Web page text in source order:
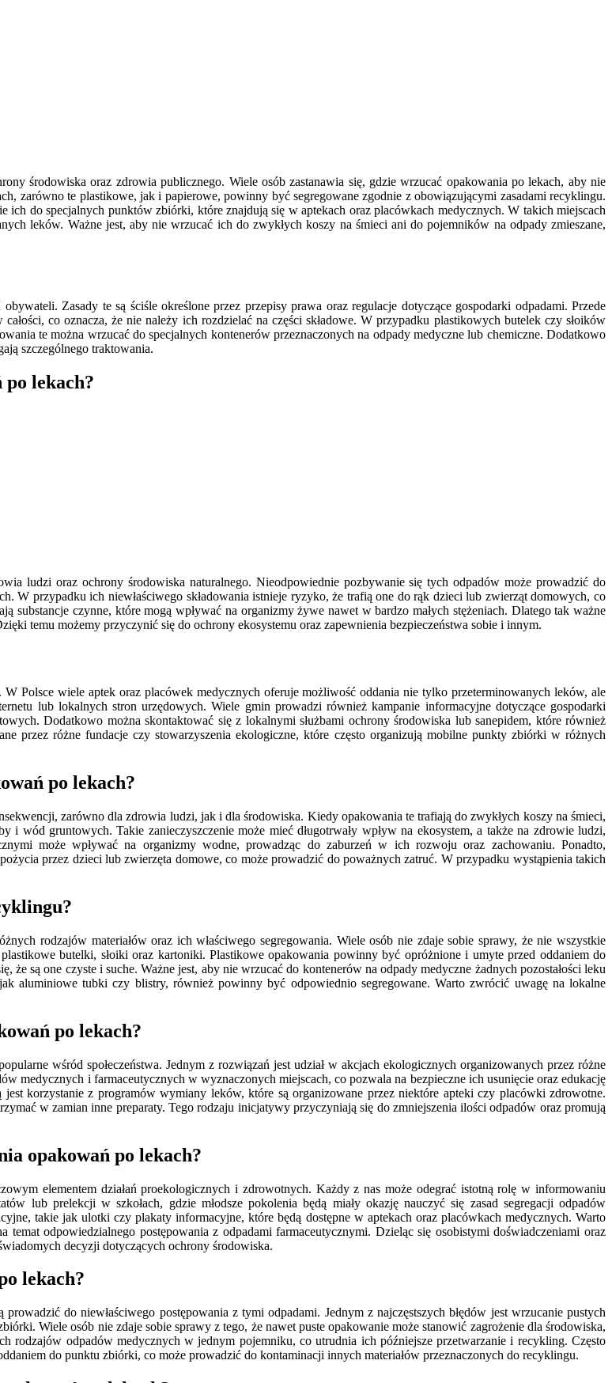
środowiska oraz zdrowia publicznego. Wiele osób zastanawia się, gdzie wrzucać opakowania po lekach, aby nie
zarówno te plastikowe, jak i papierowe, powinny być segregowane zgodnie z obowiązującymi zasadami recyklingu.
do specjalnych punktów zbiórki, które znajdują się w aptekach oraz placówkach medycznych. W takich miejscach
leków. Ważne jest, aby nie wrzucać ich do zwykłych koszy na śmieci ani do pojemników na odpady zmieszane,
Zasady te są ściśle określone przez przepisy prawa oraz regulacje dotyczące gospodarki odpadami. Przede
co oznacza, że nie należy ich rozdzielać na części składowe. W przypadku plastikowych butelek czy słoików
te można wrzucać do specjalnych kontenerów przeznaczonych na odpady medyczne lub chemiczne. Dodatkowo
szczególnego traktowania.
po lekach?
ludzi oraz ochrony środowiska naturalnego. Nieodpowiednie pozbywanie się tych odpadów może prowadzić do
W przypadku ich niewłaściwego składowania istnieje ryzyko, że trafią one do rąk dzieci lub zwierząt domowych, co
czynne, które mogą wpływać na organizmy żywe nawet w bardzo małych stężeniach. Dlatego tak ważne
temu możemy przyczynić się do ochrony ekosystemu oraz zapewnienia bezpieczeństwa sobie i innym.
Polsce wiele aptek oraz placówek medycznych oferuje możliwość oddania nie tylko przeterminowanych leków, ale
lub lokalnych stron urzędowych. Wiele gmin prowadzi również kampanie informacyjne dotyczące gospodarki
Dodatkowo można skontaktować się z lokalnymi służbami ochrony środowiska lub sanepidem, które również
przez różne fundacje czy stowarzyszenia ekologiczne, które często organizują mobilne punkty zbiórki w różnych
po lekach?
zarówno dla zdrowia ludzi, jak i dla środowiska. Kiedy opakowania te trafiają do zwykłych koszy na śmieci,
i wód gruntowych. Takie zanieczyszczenie może mieć długotrwały wpływ na ekosystem, a także na zdrowie ludzi,
może wpływać na organizmy wodne, prowadząc do zaburzeń w ich rozwoju oraz zachowaniu. Ponadto,
przez dzieci lub zwierzęta domowe, co może prowadzić do poważnych zatruć. W przypadku wystąpienia takich
rodzajów materiałów oraz ich właściwego segregowania. Wiele osób nie zdaje sobie sprawy, że nie wszystkie
butelki, słoiki oraz kartoniki. Plastikowe opakowania powinny być opróżnione i umyte przed oddaniem do
są one czyste i suche. Ważne jest, aby nie wrzucać do kontenerów na odpady medyczne żadnych pozostałości leku
aluminiowe tubki czy blistry, również powinny być odpowiednio segregowane. Warto zwrócić uwagę na lokalne
po lekach?
wśród społeczeństwa. Jednym z rozwiązań jest udział w akcjach ekologicznych organizowanych przez różne
medycznych i farmaceutycznych w wyznaczonych miejscach, co pozwala na bezpieczne ich usunięcie oraz edukację
jest korzystanie z programów wymiany leków, które są organizowane przez niektóre apteki czy placówki zdrowotne.
w zamian inne preparaty. Tego rodzaju inicjatywy przyczyniają się do zmniejszenia ilości odpadów oraz promują
opakowań po lekach?
elementem działań proekologicznych i zdrowotnych. Każdy z nas może odegrać istotną rolę w informowaniu
lub prelekcji w szkołach, gdzie młodsze pokolenia będą miały okazję nauczyć się zasad segregacji odpadów
takie jak ulotki czy plakaty informacyjne, które będą dostępne w aptekach oraz placówkach medycznych. Warto
odpowiedzialnego postępowania z odpadami farmaceutycznymi. Dzieląc się osobistymi doświadczeniami oraz
decyzji dotyczących ochrony środowiska.
lekach?
do niewłaściwego postępowania z tymi odpadami. Jednym z najczęstszych błędów jest wrzucanie pustych
Wiele osób nie zdaje sobie sprawy z tego, że nawet puste opakowanie może stanowić zagrożenie dla środowiska,
rodzajów odpadów medycznych w jednym pojemniku, co utrudnia ich późniejsze przetwarzanie i recykling. Często
do punktu zbiórki, co może prowadzić do kontaminacji innych materiałów przeznaczonych do recyklingu.